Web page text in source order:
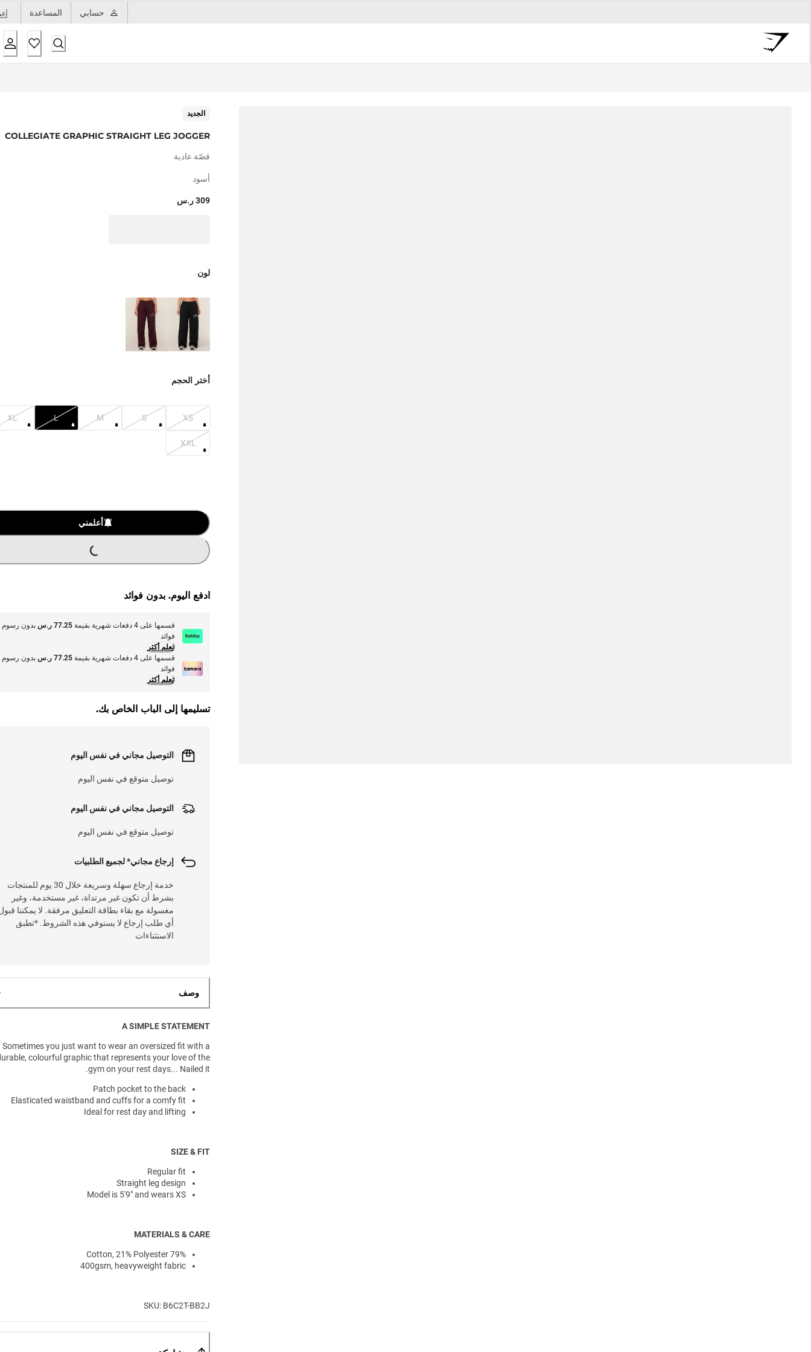
حسابي المساعدة
الجديد
COLLEGIATE GRAPHIC STRAIGHT LEG JOGGER
قصّة عادية
أسود
309 ر.س
لون
أختر الحجم
XS
S
M
L
XL
XXL
أعلمني
L
O
A
DI
N G
...
ادفع اليوم. بدون فوائد
قسمها على 4 دفعات شهرية بقيمة 77.25 ر.س
بدون رسوم
فوائد
تعلم أكثر
قسمها على 4 دفعات شهرية بقيمة
77.25 ر.س
بدون رسوم
فوائد
تعلم أكثر
تسليمها إلى الباب الخاص بك.
التوصيل مجاني في نفس اليوم
توصيل متوقع في نفس اليوم
التوصيل مجاني في نفس اليوم
توصيل متوقع في نفس اليوم
إرجاع مجاني* لجميع الطلبيات
خدمة إرجاع سهلة وسريعة خلال 30 يوم للمنتجات
بشرط أن تكون غير مرتداة، غير مستخدمة، وغير
مغسولة مع بقاء بطاقة التعليق مرفقة. لا يمكننا
أي طلب إرجاع لا يستوفي هذه الشروط. *تطبق
الاستثناءات
وصف
A SIMPLE STATEMENT
Sometimes you just want to wear an oversized fit with a
colourful graphic that represents your love of the
gym on your rest days... Nailed it.
Patch pocket to the back
Elasticated waistband and cuffs for a comfy fit
Ideal for rest day and lifting
SIZE & FIT
Regular fit
Straight leg design
Model is 5'9" and wears XS
MATERIALS & CARE
79% Cotton, 21% Polyester
400gsm, heavyweight fabric
SKU: B6C2T-BB2J